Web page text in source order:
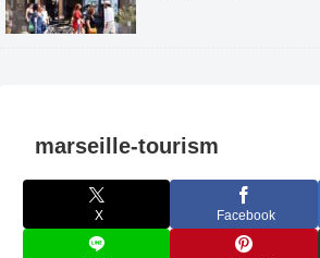
marseille-tourism
X Facebook